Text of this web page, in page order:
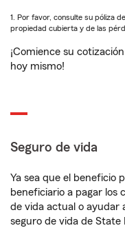
1. Por favor, consulte su póliza
propiedad cubierta y de las
¡Comience su
hoy mismo!
Seguro de vida
Ya sea que el beneficio
beneficiario a pagar los
de vida actual o ayudar
seguro de vida de